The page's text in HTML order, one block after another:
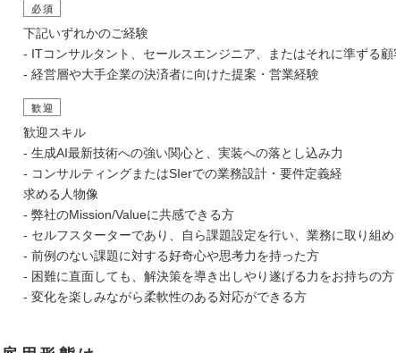
必須
下記いずれかのご経験
- ITコンサルタント、セールスエンジニア、またはそれに準ずる
- 経営層や大手企業の決済者に向けた提案・営業経験
歓迎
歓迎スキル
- 生成AI最新技術への強い関心と、実装への落とし込み力
- コンサルティングまたはSIerでの業務設計・要件定義経
求める人物像
- 弊社のMission/Valueに共感できる方
- セルフスターターであり、自ら課題設定を行い、業務に取り組
- 前例のない課題に対する好奇心や思考力を持った方
- 困難に直面しても、解決策を導き出しやり遂げる力をお持ちの方
- 変化を楽しみながら柔軟性のある対応ができる方